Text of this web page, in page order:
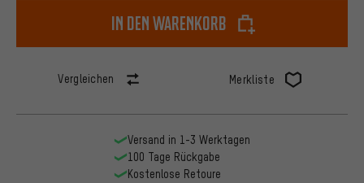
In den Warenkorb
Vergleichen Merkliste
Versand in 1-3 Werktagen
100 Tage Rückgabe
Kostenlose Retoure